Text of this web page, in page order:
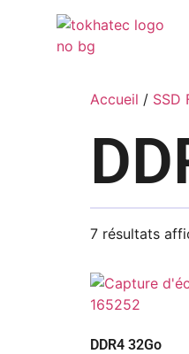
Accueil / SSD
7 résultats
DDR4 32Go